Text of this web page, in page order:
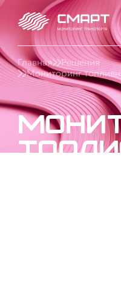
Главная
Решения
Мониторинг